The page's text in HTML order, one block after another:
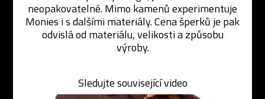
neopakovatelné. Mimo kamenů experimentuje
Monies i s dalšími materiály. Cena šperků je pak
odvislá od materiálu, velikosti a způsobu
výroby.
Sledujte související video